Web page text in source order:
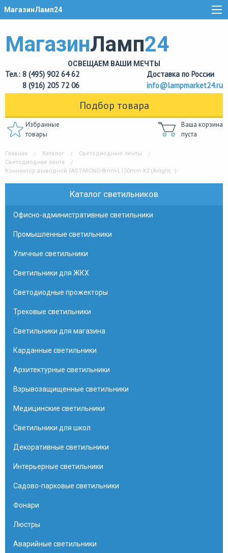
МагазинЛамп24
МагазинЛамп24
ОСВЕЩАЕМ ВАШИ МЕЧТЫ
Тел.: 8 (495) 902 64 62
8 (916) 205 72 06
Доставка по России
info@lampmarket24.ru
Подбор товара
Избранные
товары
Ваша корзина
пуста
Главная Каталог
Светодиодные ленты
Светодиодная лента
Коннектор выводной FAST-MONO-8mm-L150mm-X2 (Arlight, -)
Каталог светильников
Офисно-административные светильники
Промышленные светильники
Уличные светильники
Светильники для ЖКХ
Светодиодные прожекторы
Трековые светильники
Светильники для магазина
Карданные светильники
Архитектурные светильники
Взрывозащищенные светильники
Медицинские светильники
Светильники для школ
Декоративные светильники
Интерьерные светильники
Садово-парковые светильники
Фонари
Люстры
Аварийные светильники